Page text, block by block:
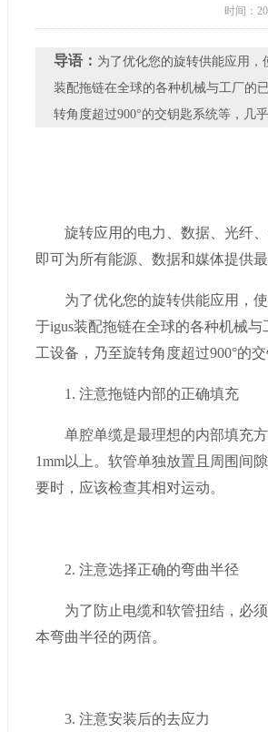
时间：
导语： 为了优化您的旋转供能应用
装配拖链在全球的各种机械与工厂的
转角度超过900°的交钥匙系统等，几
旋转应用的电力、数据、光纤、
即可为所有能源、数据和媒体提供
为了优化您的旋转供能应用，使
于igus装配拖链在全球的各种机械
工设备，乃至旋转角度超过900°的
1. 注意拖链内部的正确填充
单腔单缆是最理想的内部填充方
1mm以上。软管单独放置且周围间
要时，应该检查其相对运动。
2. 注意选择正确的弯曲半径
为了防止电缆和软管扭结，必须
本弯曲半径的两倍。
3. 注意安装后的去应力